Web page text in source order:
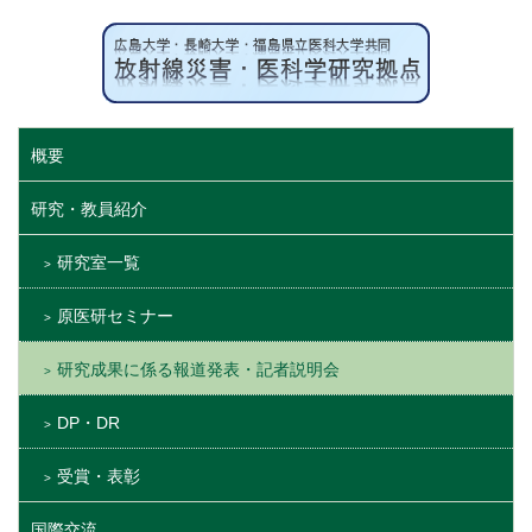
概要
研究・教員紹介
研究室一覧
原医研セミナー
研究成果に係る報道発表・記者説明会
DP・DR
受賞・表彰